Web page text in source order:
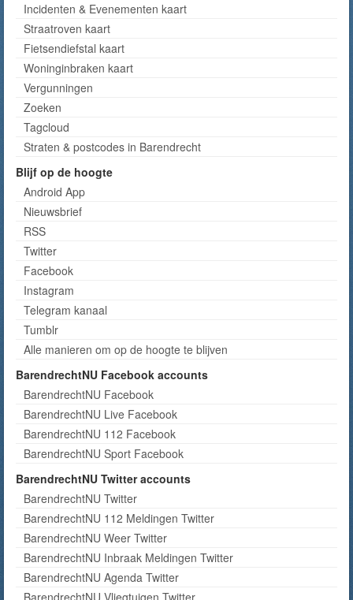
Incidenten & Evenementen kaart
Straatroven kaart
Fietsendiefstal kaart
Woninginbraken kaart
Vergunningen
Zoeken
Tagcloud
Straten & postcodes in Barendrecht
Blijf op de hoogte
Android App
Nieuwsbrief
RSS
Twitter
Facebook
Instagram
Telegram kanaal
Tumblr
Alle manieren om op de hoogte te blijven
BarendrechtNU Facebook accounts
BarendrechtNU Facebook
BarendrechtNU Live Facebook
BarendrechtNU 112 Facebook
BarendrechtNU Sport Facebook
BarendrechtNU Twitter accounts
BarendrechtNU Twitter
BarendrechtNU 112 Meldingen Twitter
BarendrechtNU Weer Twitter
BarendrechtNU Inbraak Meldingen Twitter
BarendrechtNU Agenda Twitter
BarendrechtNU Vliegtuigen Twitter